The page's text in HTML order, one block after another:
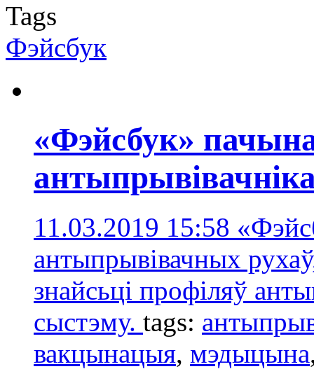
Tags
Фэйсбук
«Фэйсбук»
11.03.2019 15:58
антыпрывівачных
знайсьці профіляў
сыстэму. tags:
вакцынацыя, мэдыцына